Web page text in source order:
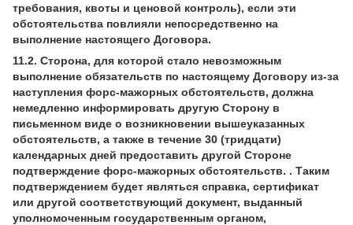
требования, квоты и ценовой контроль), если эти
обстоятельства повлияли непосредственно на
выполнение настоящего Договора.
11.2. Сторона, для которой стало невозможным
выполнение обязательств по настоящему Договору из-за
наступления форс-мажорных обстоятельств, должна
немедленно информировать другую Сторону в
письменном виде о возникновении вышеуказанных
обстоятельств, а также в течение 30 (тридцати)
календарных дней предоставить другой Стороне
подтверждение форс-мажорных обстоятельств. . Таким
подтверждением будет являться справка, сертификат
или другой соответствующий документ, выданный
уполномоченным государственным органом,